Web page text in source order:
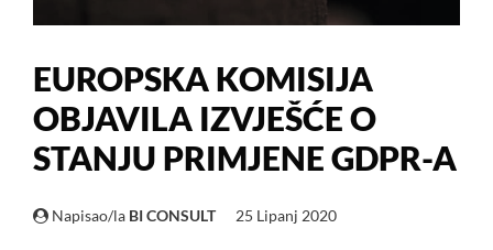
EUROPSKA KOMISIJA
OBJAVILA IZVJEŠĆE O
STANJU PRIMJENE GDPR-A
Napisao/la BI CONSULT 25 Lipanj 2020